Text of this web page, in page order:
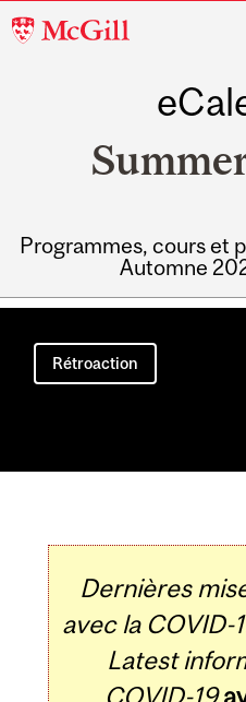
McGill
Programmes, cours et
Automne
Main
navigation
Rétroaction
Dernières
avec la COVID-
Latest
COVID-19